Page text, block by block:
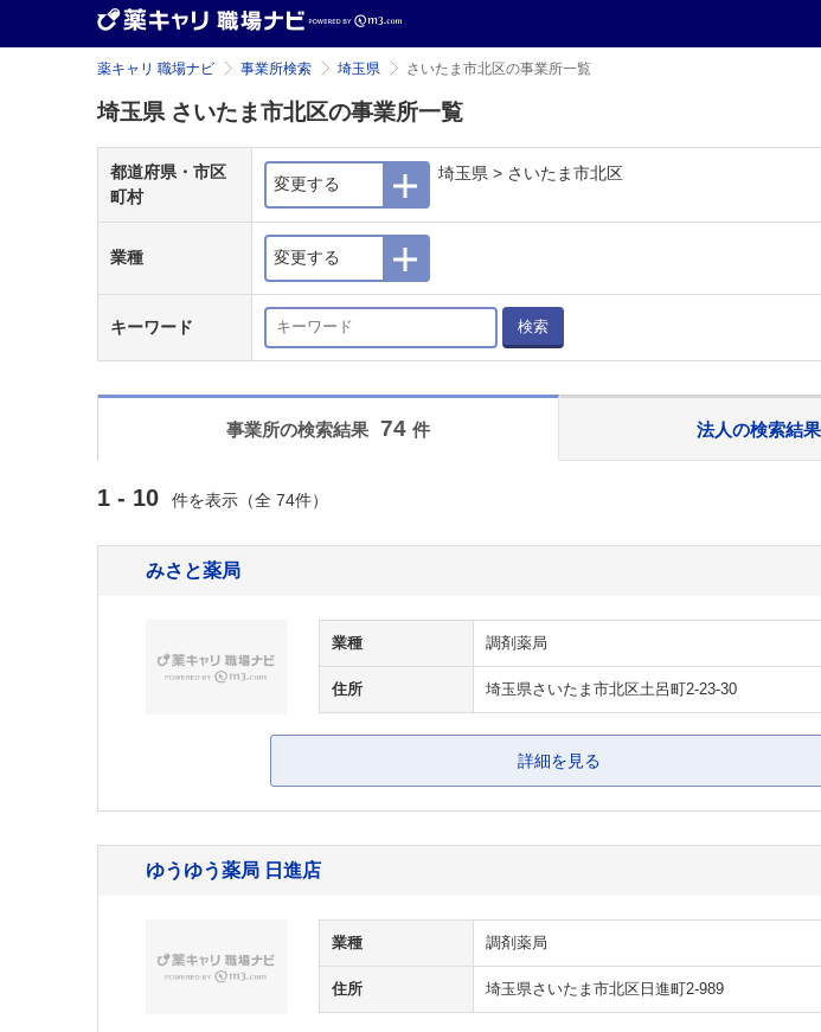
薬キャリ 職場ナビ 事業所検索 埼玉県 さいたま市北区の事業所一覧
埼玉県 さいたま市北区の事業所一覧
都道府県・市区
町村
変更する
埼玉県 > さいたま市北区
業種 変更する
キーワード 検索
事業所の検索結果 74 件 法人の検索結果
1 - 10 件を表示（全 74件）
みさと薬局
業種 調剤薬局
住所 埼玉県さいたま市北区土呂町2-23-30
詳細を見る
ゆうゆう薬局 日進店
業種 調剤薬局
住所 埼玉県さいたま市北区日進町2-989